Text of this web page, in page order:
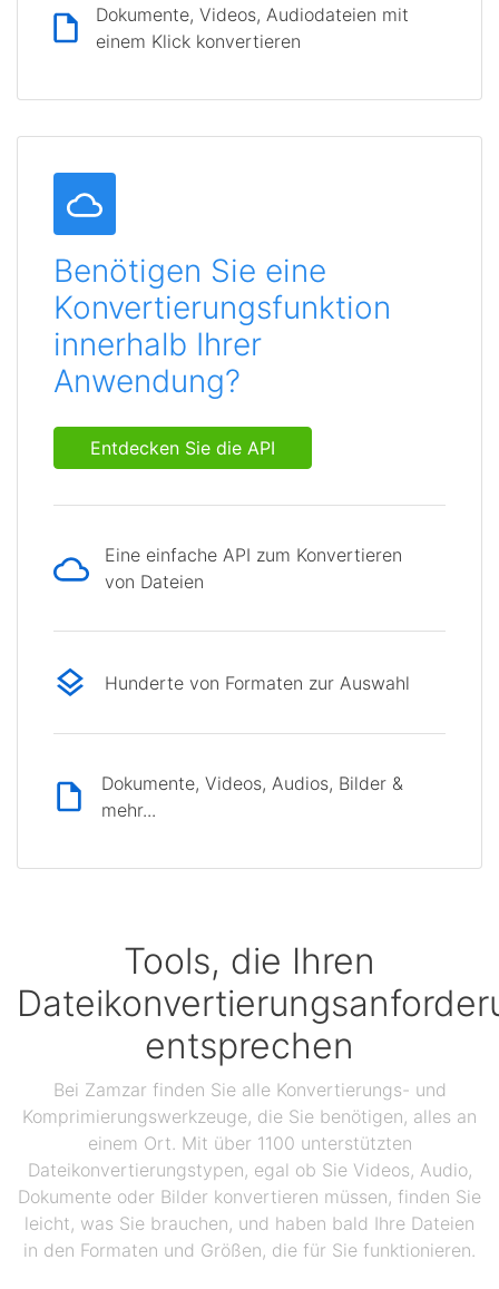
Dokumente, Videos, Audiodateien mit
einem Klick konvertieren
Benötigen Sie eine
Konvertierungsfunktion
innerhalb Ihrer
Anwendung?
Entdecken Sie die API
Eine einfache API zum Konvertieren
von Dateien
Hunderte von Formaten zur Auswahl
Dokumente, Videos, Audios, Bilder &
mehr...
Tools, die Ihren
entsprechen
Bei Zamzar finden Sie alle Konvertierungs- und
Komprimierungswerkzeuge, die Sie benötigen, alles an
einem Ort. Mit über 1100 unterstützten
Dateikonvertierungstypen, egal ob Sie Videos, Audio,
Dokumente oder Bilder konvertieren müssen, finden Sie
leicht, was Sie brauchen, und haben bald Ihre Dateien
in den Formaten und Größen, die für Sie funktionieren.